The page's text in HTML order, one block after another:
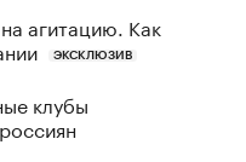
агитацию. Как
ЭКСКЛЮЗИВ
клубы